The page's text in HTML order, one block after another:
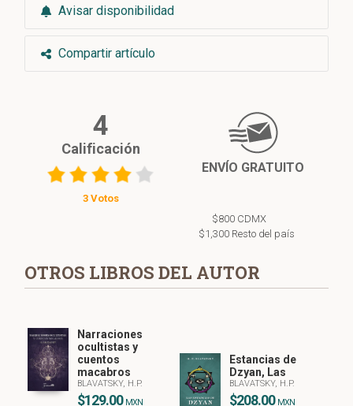
Avisar disponibilidad
Compartir artículo
4
Calificación
3 Votos
ENVÍO GRATUITO
$800 CDMX
$1,300 Resto del país
OTROS LIBROS DEL AUTOR
Narraciones
ocultistas y
cuentos
macabros
BLAVATSKY, H.P.
$129.00 MXN
Estancias de
Dzyan, Las
BLAVATSKY, H.P.
$208.00 MXN